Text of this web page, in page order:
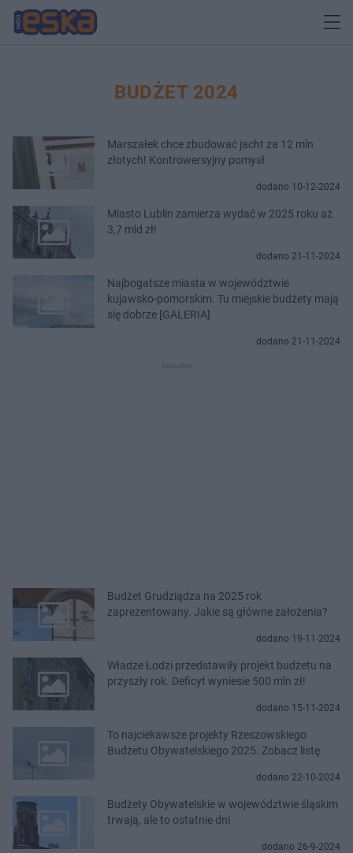
BUDŻET 2024
Marszałek chce zbudować jacht za 12 mln
złotych! Kontrowersyjny pomysł
dodano 10-12-2024
Miasto Lublin zamierza wydać w 2025 roku aż
3,7 mld zł!
dodano 21-11-2024
Najbogatsze miasta w województwie
kujawsko-pomorskim. Tu miejskie budżety mają
się dobrze [GALERIA]
dodano 21-11-2024
Budżet Grudziądza na 2025 rok
zaprezentowany. Jakie są główne założenia?
dodano 19-11-2024
Władze Łodzi przedstawiły projekt budżetu na
przyszły rok. Deficyt wyniesie 500 mln zł!
dodano 15-11-2024
To najciekawsze projekty Rzeszowskiego
Budżetu Obywatelskiego 2025. Zobacz listę
dodano 22-10-2024
Budżety Obywatelskie w województwie śląskim
trwają, ale to ostatnie dni
dodano 26-9-2024